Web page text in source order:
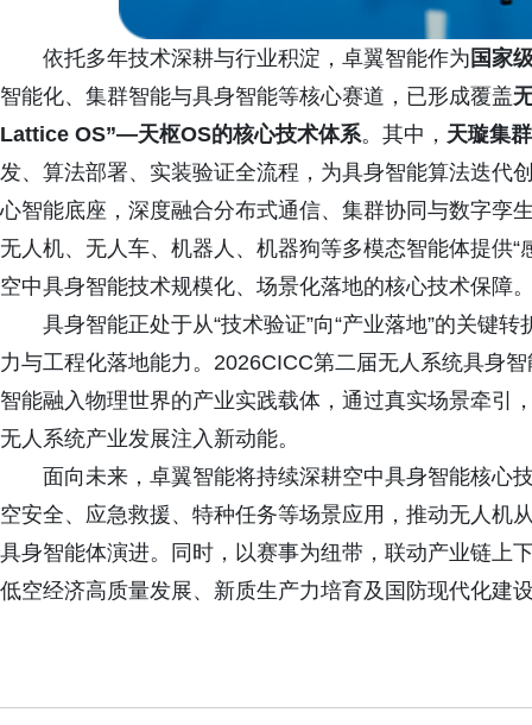
依托多年技术深耕与行业积淀，卓翼智能作为 国家
智能化、集群智能与具身智能等核心赛道，已形成覆盖
Lattice OS”—天枢OS的核心技术体系。其中， 天璇集
发、算法部署、实装验证全流程，为具身智能算法迭代
心智能底座，深度融合分布式通信、集群协同与数字孪
无人机、无人车、机器人、机器狗等多模态智能体提供
空中具身智能技术规模化、场景化落地的核心技术保障
具身智能正处于从“技术验证”向“产业落地”的关键
力与工程化落地能力。2026CICC第二届无人系统具身
智能融入物理世界的产业实践载体，通过真实场景牵引
无人系统产业发展注入新动能。
面向未来，卓翼智能将持续深耕空中具身智能核心
空安全、应急救援、特种任务等场景应用，推动无人机
具身智能体演进。同时，以赛事为纽带，联动产业链上
低空经济高质量发展、新质生产力培育及国防现代化建